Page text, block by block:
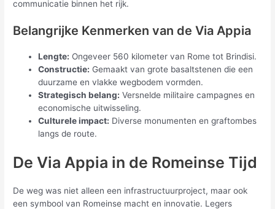
communicatie binnen het rijk.
Belangrijke Kenmerken van de Via Appia
Lengte: Ongeveer 560 kilometer van Rome tot Brindisi.
Constructie: Gemaakt van grote basaltstenen die een
duurzame en vlakke wegbodem vormden.
Strategisch belang: Versnelde militaire campagnes en
economische uitwisseling.
Culturele impact: Diverse monumenten en graftombes
langs de route.
De Via Appia in de Romeinse Tijd
De weg was niet alleen een infrastructuurproject, maar ook
een symbool van Romeinse macht en innovatie. Legers